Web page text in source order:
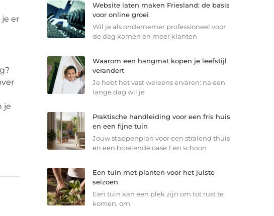
er
je
Website laten maken Friesland: de basis
voor online groei
Wil je als ondernemer professioneel voor
de dag komen en meer klanten
Waarom een hangmat kopen je leefstijl
verandert
Je hebt het vast weleens ervaren: na een
lange dag wil je
Praktische handleiding voor een fris huis
en een fijne tuin
Jouw stappenplan voor een stralend thuis
en een bloeiende oase Een schoon
Een tuin met planten voor het juiste
seizoen
Een tuin kan een plek zijn om tot rust te
komen, om